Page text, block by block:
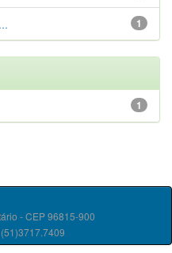
1
1
- CEP 96815-900